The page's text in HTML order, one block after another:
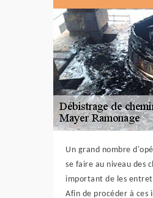
Un grand nombre
se faire au niveau des
important de les
Afin de procéder à ces